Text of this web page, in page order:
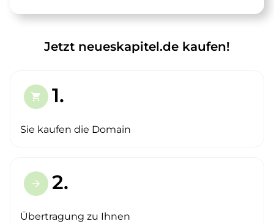
Jetzt neueskapitel.de kaufen!
shopping_cart 1.
Sie kaufen die Domain
arrow_forward 2.
Übertragung zu Ihnen